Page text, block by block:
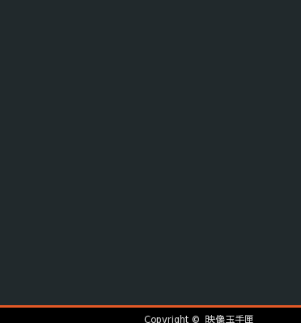
Copyright © 映像玉手匣